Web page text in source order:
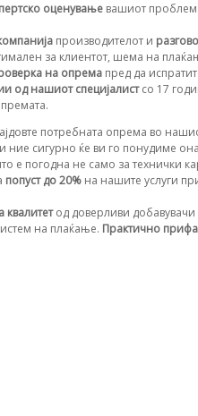
оценување вашиот проблем
производителот и
за клиентот, шема на
на опрема пред да
од нашиот специјалистсо 17
потребната опрема во
ние сигурно ќе ви го понудиме
е погодна не само за технички
попуст до 20% на нашите услуги
квалитетод доверливи
на плаќање. Практично